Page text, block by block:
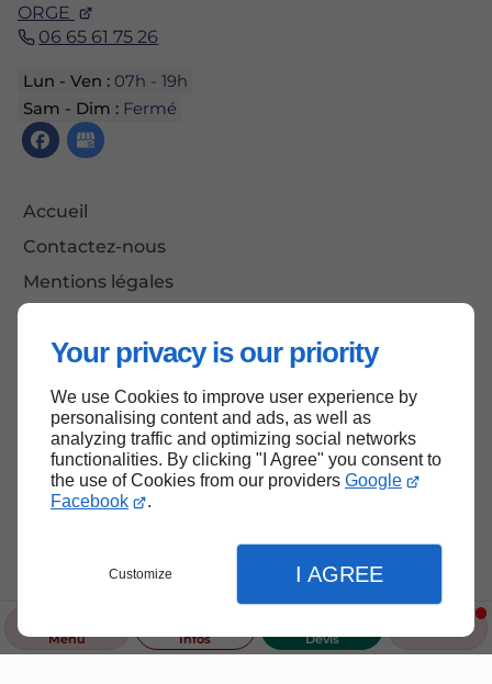
Your privacy is our priority
We use Cookies to improve user experience by
personalising content and ads, as well as
analyzing traffic and optimizing social networks
functionalities. By clicking "I Agree" you consent to
the use of Cookies from our providers Google
Facebook
.
Customize I AGREE
Menu Infos Devis
ORGE
06 65 61 75 26
Lun - Ven :07h - 19h
Sam - Dim :Fermé
Accueil
Contactez-nous
Mentions légales
Haut de page